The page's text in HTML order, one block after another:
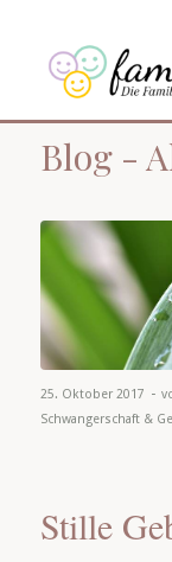
Blog -
25. Oktober 2017 -
Schwangerschaft &
Stille